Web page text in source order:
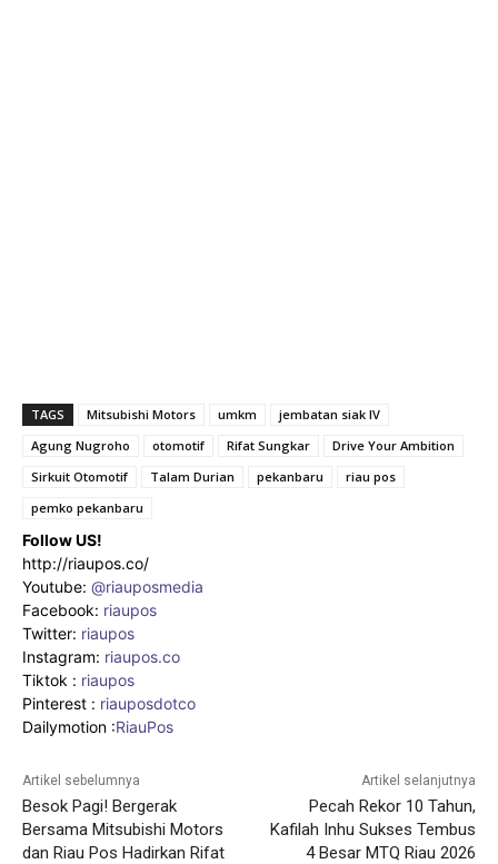
TAGS Mitsubishi Motors umkm
jembatan siak IV
Agung Nugroho
otomotif Rifat Sungkar
Drive Your Ambition
Sirkuit Otomotif
Talam Durian pekanbaru
riau pos
pemko pekanbaru
Follow US!
http://riaupos.co/
Youtube: @riauposmedia
Facebook: riaupos
Twitter: riaupos
Instagram: riaupos.co
Tiktok : riaupos
Pinterest : riauposdotco
Dailymotion :RiauPos
Artikel sebelumnya
Besok Pagi! Bergerak
Bersama Mitsubishi Motors
dan Riau Pos Hadirkan Rifat
Artikel selanjutnya
Pecah Rekor 10 Tahun,
Kafilah Inhu Sukses Tembus
4 Besar MTQ Riau 2026